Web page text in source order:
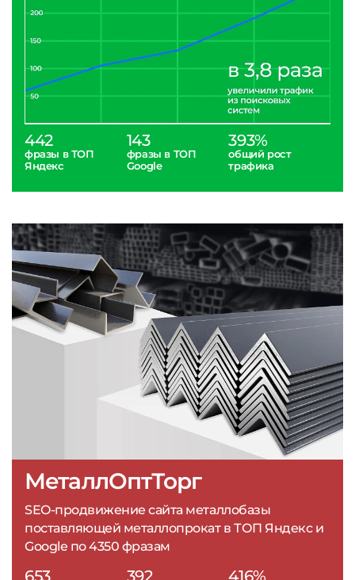
МеталлОптТорг
SEO-продвижение сайта металлобазы
поставляющей металлопрокат в ТОП Яндекс и
Google по 4350 фразам
653 392 416%
442
фразы в ТОП
Яндекс
143
фразы в ТОП
Google
393%
общий рост
трафика